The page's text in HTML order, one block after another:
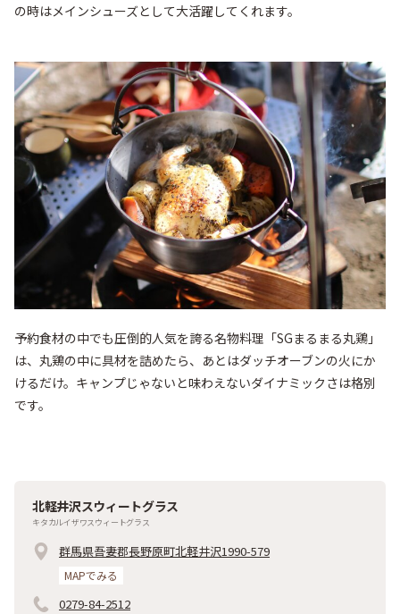
の時はメインシューズとして大活躍してくれます。
予約食材の中でも圧倒的人気を誇る名物料理「SGまるまる丸鶏」
は、丸鶏の中に具材を詰めたら、あとはダッチオーブンの火にか
けるだけ。キャンプじゃないと味わえないダイナミックさは格別
です。
北軽井沢スウィートグラス
キタカルイザワスウィートグラス
群馬県吾妻郡長野原町北軽井沢1990-579
MAPでみる
0279-84-2512